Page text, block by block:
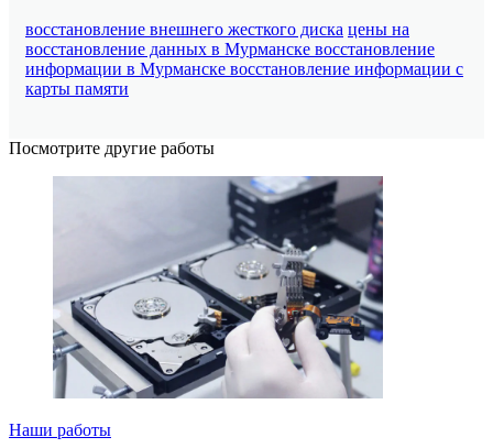
восстановление внешнего жесткого диска цены на
восстановление данных в Мурманске восстановление
информации в Мурманске восстановление информации с
карты памяти
Посмотрите другие работы
Наши работы